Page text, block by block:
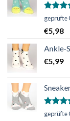
von 5
geprüfte
€5,98
Ankle-
€5,99
geprüfte